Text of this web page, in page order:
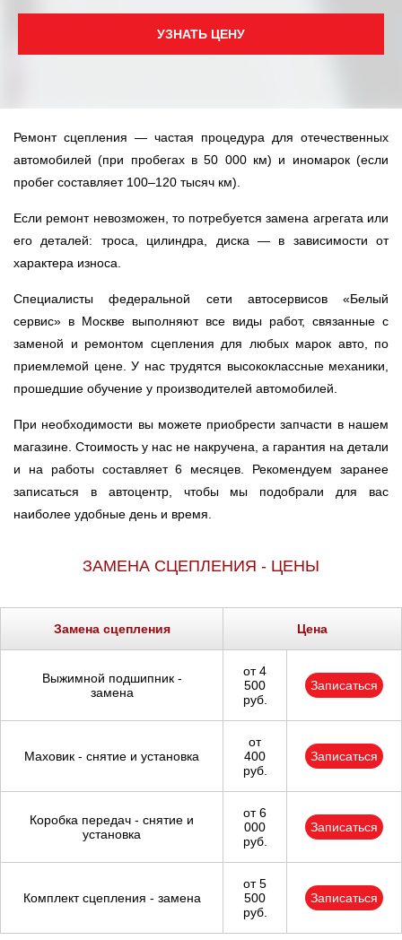
Петрозаводск
Самара
Саратов
Солнцево
Сургут
Тольятти
Ульяновск
Ярославль
УЗНАТЬ ЦЕНУ
Ремонт сцепления — частая процедура для отечественных
автомобилей (при пробегах в 50 000 км) и иномарок (если
пробег составляет 100–120 тысяч км).
Если ремонт невозможен, то потребуется замена агрегата или
его деталей: троса, цилиндра, диска — в зависимости от
характера износа.
Специалисты федеральной сети автосервисов «Белый
сервис» в Москве выполняют все виды работ, связанные с
заменой и ремонтом сцепления для любых марок авто, по
приемлемой цене. У нас трудятся высококлассные механики,
прошедшие обучение у производителей автомобилей.
При необходимости вы можете приобрести запчасти в нашем
магазине. Стоимость у нас не накручена, а гарантия на детали
и на работы составляет 6 месяцев. Рекомендуем заранее
записаться в автоцентр, чтобы мы подобрали для вас
наиболее удобные день и время.
ЗАМЕНА СЦЕПЛЕНИЯ - ЦЕНЫ
Замена сцепления Цена
Выжимной подшипник -
замена
от 4
500
руб.
Записаться
Маховик - снятие и установка
от
400
руб.
Записаться
Коробка передач - снятие и
установка
от 6
000
руб.
Записаться
Комплект сцепления - замена
от 5
500
руб.
Записаться